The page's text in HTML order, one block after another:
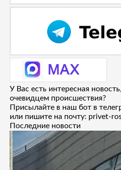
У Вас есть интересная
очевидцем происшествия?
Присылайте в наш бот в
или пишите на почту: privet-
Последние новости